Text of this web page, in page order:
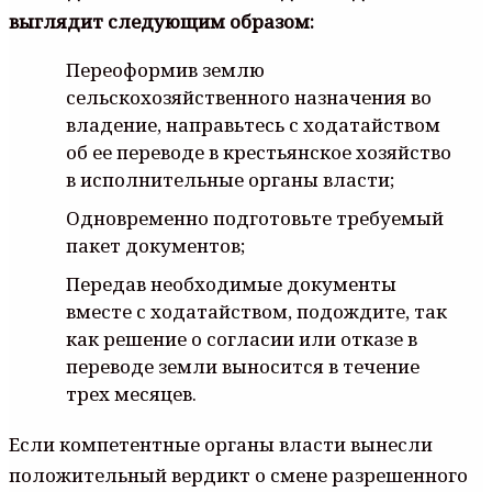
выглядит следующим образом:
Переоформив землю
сельскохозяйственного назначения во
владение, направьтесь с ходатайством
об ее переводе в крестьянское хозяйство
в исполнительные органы власти;
Одновременно подготовьте требуемый
пакет документов;
Передав необходимые документы
вместе с ходатайством, подождите, так
как решение о согласии или отказе в
переводе земли выносится в течение
трех месяцев.
Если компетентные органы власти вынесли
положительный вердикт о смене разрешенного